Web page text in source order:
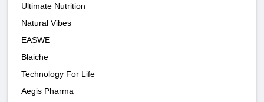
Ultimate Nutrition
Natural Vibes
EASWE
Blaiche
Technology For Life
Aegis Pharma